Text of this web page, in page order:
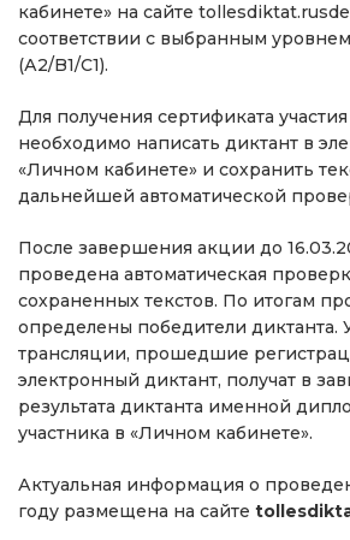
кабинете» на сайте
соответствии с выбранным
(А2/B1/С1).
Для получения сертификата
необходимо написать диктант в
«Личном кабинете» и сохранить
дальнейшей автоматической
После завершения акции до
проведена автоматическая
сохраненных текстов. По итогам
определены победители диктанта.
трансляции, прошедшие
электронный диктант, получат в
результата диктанта именной
участника в «Личном кабинете».
Актуальная информация о
году размещена на сайте